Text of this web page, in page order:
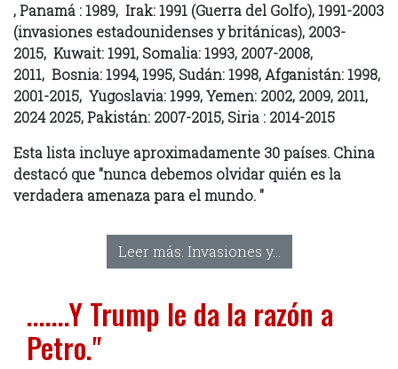
,Panamá : 1989, Irak: 1991 (Guerra del Golfo), 1991-2003
(invasiones estadounidenses y británicas), 2003-
2015, Kuwait: 1991, Somalia: 1993, 2007-2008,
2011, Bosnia: 1994, 1995, Sudán: 1998,Afganistán: 1998,
2001-2015, Yugoslavia: 1999,Yemen: 2002, 2009, 2011,
2024 2025,Pakistán: 2007-2015, Siria : 2014-2015
Esta lista incluye aproximadamente 30 países. China
destacó que "nunca debemos olvidar quién es la
verdadera amenaza para el mundo. "
Leer más: Invasiones y...
.......Y Trump le da la razón a
Petro."